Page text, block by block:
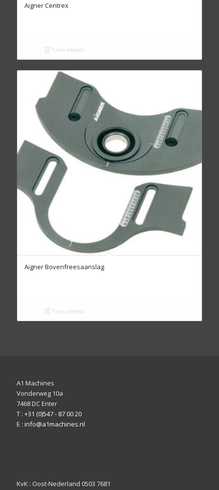
Aigner Centrex
Toon details
Aigner Bovenfreesaanslag
Toon details
A1 Machines
Vonderweg 10a
7468 DC Enter
T : +31 (0)547 - 87 00 20
E : info@a1machines.nl
KvK : Oost-Nederland 0503 7681